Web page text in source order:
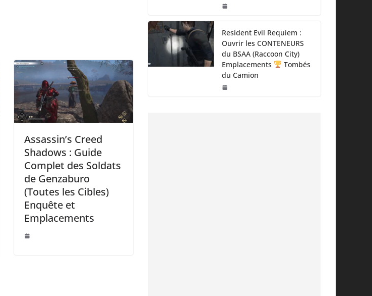
Assassin’s Creed
Shadows : Guide
Complet des Soldats
de Genzaburo
(Toutes les Cibles)
Enquête et
Emplacements
Resident Evil Requiem :
Ouvrir les CONTENEURS
du BSAA (Raccoon City)
Emplacements
Tombés
du Camion